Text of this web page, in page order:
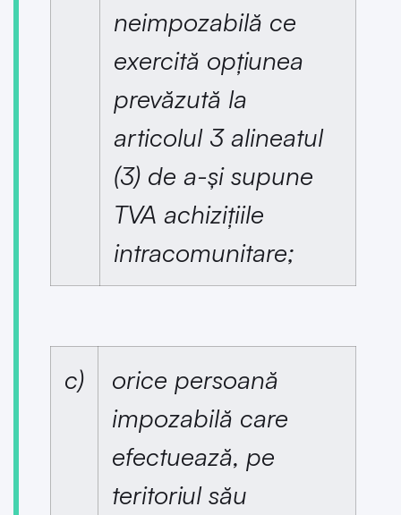
neimpozabilă ce
exercită opțiunea
prevăzută la
articolul 3 alineatul
(3) de a-și supune
TVA achizițiile
intracomunitare;
c)
orice persoană
impozabilă care
efectuează, pe
teritoriul său